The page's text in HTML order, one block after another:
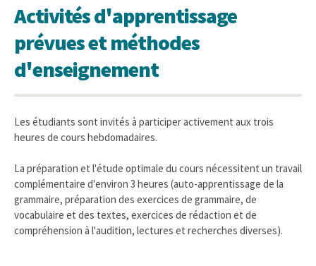
Activités d'apprentissage
prévues et méthodes
d'enseignement
Les étudiants sont invités à participer activement aux trois
heures de cours hebdomadaires.
La préparation et l'étude optimale du cours nécessitent un travail
complémentaire d'environ 3 heures (auto-apprentissage de la
grammaire, préparation des exercices de grammaire, de
vocabulaire et des textes, exercices de rédaction et de
compréhension à l'audition, lectures et recherches diverses).